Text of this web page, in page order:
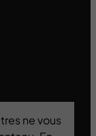
ne vous